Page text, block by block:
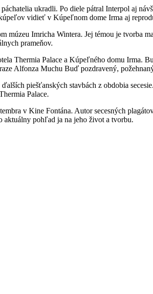
ukradli. Po diele pátral Interpol aj
vidieť v Kúpeľnom dome Irma aj
Imricha Wintera. Jej témou je tvorba
prameňov.
Thermia Palace a Kúpeľného domu Irma.
Alfonza Muchu Buď pozdravený,
piešťanských stavbách z obdobia
Palace.
v Kine Fontána. Autor secesných
aktuálny pohľad ja na jeho život a tvorbu.